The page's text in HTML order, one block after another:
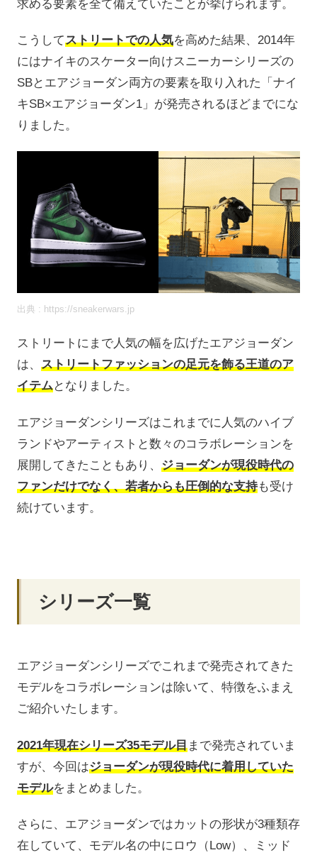
求める要素を全て備えていたことが挙げられます。
こうしてストリートでの人気を高めた結果、2014年
にはナイキのスケーター向けスニーカーシリーズの
SBとエアジョーダン両方の要素を取り入れた「ナイ
キSB×エアジョーダン1」が発売されるほどまでにな
りました。
出典 : https://sneakerwars.jp
ストリートにまで人気の幅を広げたエアジョーダン
は、 ストリートファッションの足元を飾る王道のア
イテムとなりました。
エアジョーダンシリーズはこれまでに人気のハイブ
ランドやアーティストと数々のコラボレーションを
展開してきたこともあり、 ジョーダンが現役時代の
ファンだけでなく、若者からも圧倒的な支持も受け
続けています。
シリーズ一覧
エアジョーダンシリーズでこれまで発売されてきた
モデルをコラボレーションは除いて、特徴をふまえ
ご紹介いたします。
2021年現在シリーズ35モデル目まで発売されていま
すが、今回はジョーダンが現役時代に着用していた
モデルをまとめました。
さらに、エアジョーダンではカットの形状が3種類存
在していて、モデル名の中にロウ（Low）、ミッド